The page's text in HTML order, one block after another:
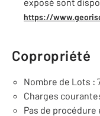
https://
Copropriété
Nombre de Lots :
Charges
Pas de procédure